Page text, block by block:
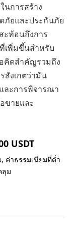
การสร้าง
ภัยและประกันภัย
ะท้อนถึงการ
เพิ่มขึ้นสำหรับ
คิดสำคัญรวมถึง
สังเกตว่ามัน
ละการพิจารณา
ขายและ
USDT
ค่าธรรมเนียมที่ต่ำ
ลุม